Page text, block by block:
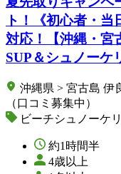
ト！《初心者・
対応！【沖縄・宮
SUP＆シュノーケ
沖縄県 > 宮古島 伊
（口コミ募集中）
ビーチシュノーケ
約1時間半
4歳以上